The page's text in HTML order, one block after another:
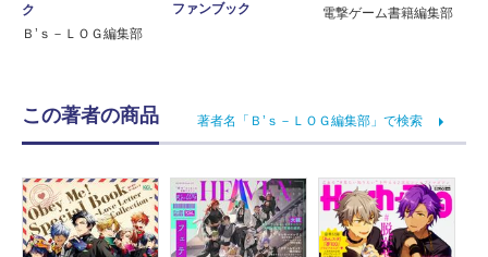
ク
Ｂ’ｓ－ＬＯＧ編集部
ファンブック
電撃ゲーム書籍編集部
この著者の商品 著者名「Ｂ’ｓ－ＬＯＧ編集部」で検索